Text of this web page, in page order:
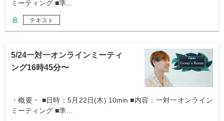
ミーティング ■準…
テキスト
5/24一対一オンラインミーティ
ング16時45分〜
・概要・ ■日時：5月22日(木) 10min ■内容：一対一オンライン
ミーティング ■準…